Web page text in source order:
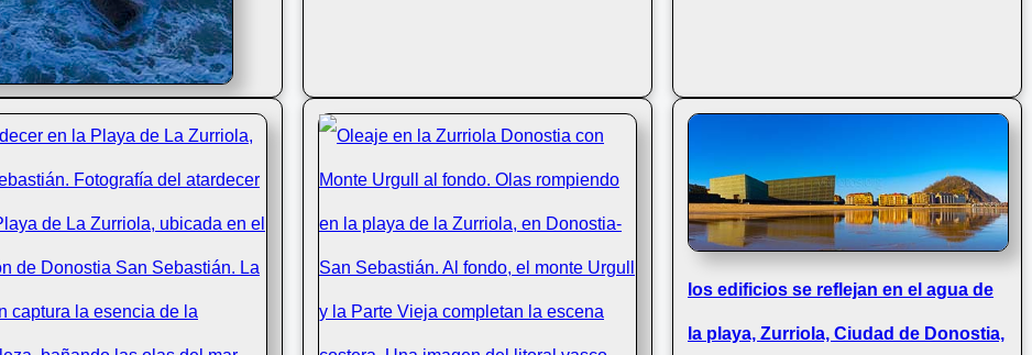
en la playa de la Zurriola
los edificios se reflejan en el agua de
la playa, Zurriola, Ciudad de Donostia,